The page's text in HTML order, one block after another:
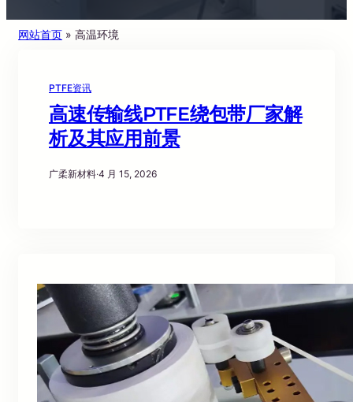
网站首页 » 高温环境
PTFE资讯
高速传输线PTFE绕包带厂家解
析及其应用前景
广柔新材料·4 月 15, 2026